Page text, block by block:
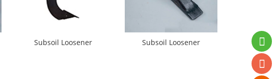
Subsoil Loosener Subsoil Loosener